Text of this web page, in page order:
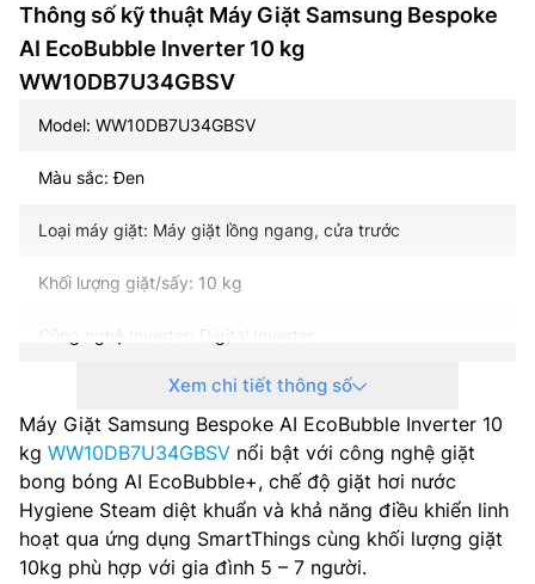
Thông số kỹ thuật Máy Giặt Samsung Bespoke
AI EcoBubble Inverter 10 kg
WW10DB7U34GBSV
Model: WW10DB7U34GBSV
Màu sắc: Đen
Loại máy giặt: Máy giặt lồng ngang, cửa trước
Khối lượng giặt/sấy: 10 kg
Công nghệ Inverter: Digital Inverter
Tốc độ quay vắt: Tối đa 1400 vòng/phút
Hiệu suất sử dụng điện: 14.3 Wh/kg
Động cơ dẫn động: Truyền động gián tiếp (dây Curoa)
Chương trình giặt: 23
Xem chi tiết thông số
Máy Giặt Samsung Bespoke AI EcoBubble Inverter 10
kg WW10DB7U34GBSV nổi bật với công nghệ giặt
bong bóng AI EcoBubble+, chế độ giặt hơi nước
Hygiene Steam diệt khuẩn và khả năng điều khiển linh
hoạt qua ứng dụng SmartThings cùng khối lượng giặt
10kg phù hợp với gia đình 5 – 7 người.